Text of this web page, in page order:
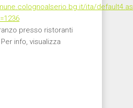
ita/
presso ristoranti
info, visualizza